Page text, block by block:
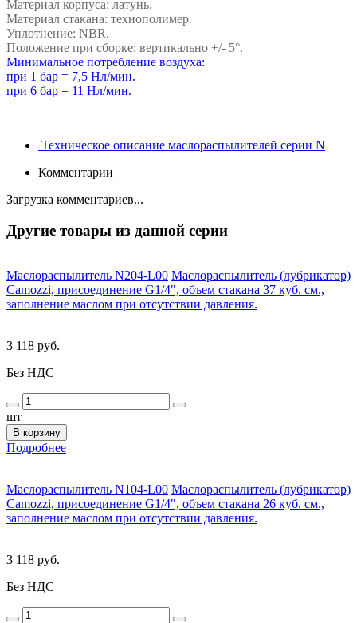
Материал корпуса: латунь.
Материал стакана: технополимер.
Уплотнение: NBR.
Положение при сборке: вертикально +/- 5°.
Минимальное потребление воздуха:
при 1 бар = 7,5 Нл/мин.
при 6 бар = 11 Нл/мин.
Техническое описание маслораспылителей серии N
Комментарии
Загрузка комментариев...
Другие товары из данной серии
Маслораспылитель N204-L00 Маслораспылитель (лубрикатор)
Camozzi, присоединение G1/4", объем стакана 37 куб. см.,
заполнение маслом при отсутствии давления.
3 118 руб.
Без НДС
шт
В корзину
Подробнее
Маслораспылитель N104-L00 Маслораспылитель (лубрикатор)
Camozzi, присоединение G1/4", объем стакана 26 куб. см.,
заполнение маслом при отсутствии давления.
3 118 руб.
Без НДС